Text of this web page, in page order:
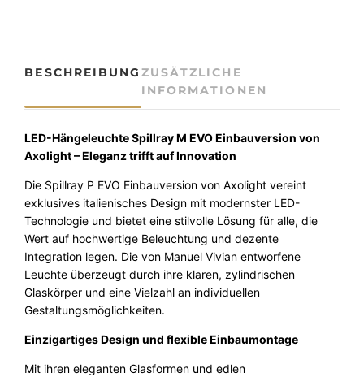
e
u
h
t
e
E
i
n
b
a
u
e
BESCHREIBUNG ZUSÄTZLICHE
INFORMATIONEN
LED-Hängeleuchte Spillray M EVO Einbauversion von
Axolight – Eleganz trifft auf Innovation
Die Spillray P EVO Einbauversion von Axolight vereint
exklusives italienisches Design mit modernster LED-
Technologie und bietet eine stilvolle Lösung für alle, die
Wert auf hochwertige Beleuchtung und dezente
Integration legen. Die von Manuel Vivian entworfene
Leuchte überzeugt durch ihre klaren, zylindrischen
Glaskörper und eine Vielzahl an individuellen
Gestaltungsmöglichkeiten.
Einzigartiges Design und flexible Einbaumontage
Mit ihren eleganten Glasformen und edlen